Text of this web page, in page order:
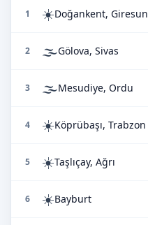
1 ☀️Doğankent, Giresun
2 🌫️Gölova, Sivas
3 🌫️Mesudiye, Ordu
4 ☀️Köprübaşı, Trabzon
5 ☀️Taşlıçay, Ağrı
6 ☀️Bayburt